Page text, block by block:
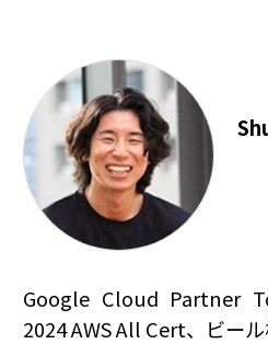
Google Cloud Partner
2024 AWS All Cert、ビー